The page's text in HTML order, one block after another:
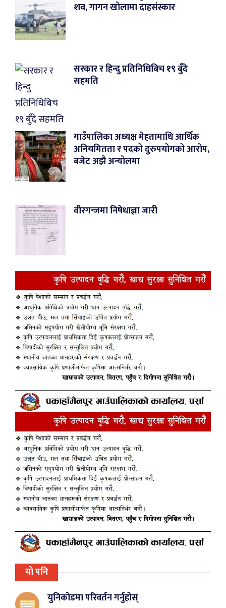
शव, गागन खोलामा दाहसंस्कार
सरकार र हिन्दु प्रतिनिधिबिच १९ बुँदे
सहमति
गाउँपालिका अध्यक्ष मेहतामाथि आर्थिक
अनियमितता र पदको दुरुपयोगको आरोप,
बजेट अझै अन्योलमा
वीरगन्जमा निषेधाज्ञा जारी
यो पनि
युनिकोडमा परिवर्तन गर्नुहोस्